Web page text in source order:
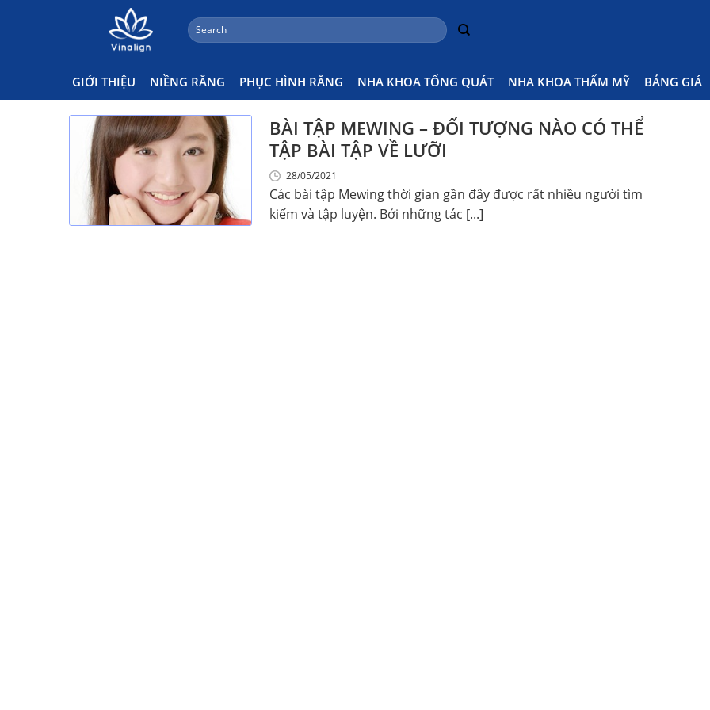
Search
for:
GIỚI THIỆU NIỀNG RĂNG PHỤC HÌNH RĂNG NHA KHOA TỔNG QUÁT NHA KHOA THẨM MỸ BẢNG GIÁ
Bài Tập Mewing Là Gì
BÀI TẬP MEWING – ĐỐI TƯỢNG NÀO CÓ THỂ
TẬP BÀI TẬP VỀ LƯỠI
28/05/2021
Các bài tập Mewing thời gian gần đây được rất nhiều người tìm
kiếm và tập luyện. Bởi những tác [...]